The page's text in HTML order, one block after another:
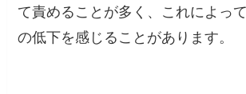
て責めることが多く、これによっ
の低下を感じることがあります。